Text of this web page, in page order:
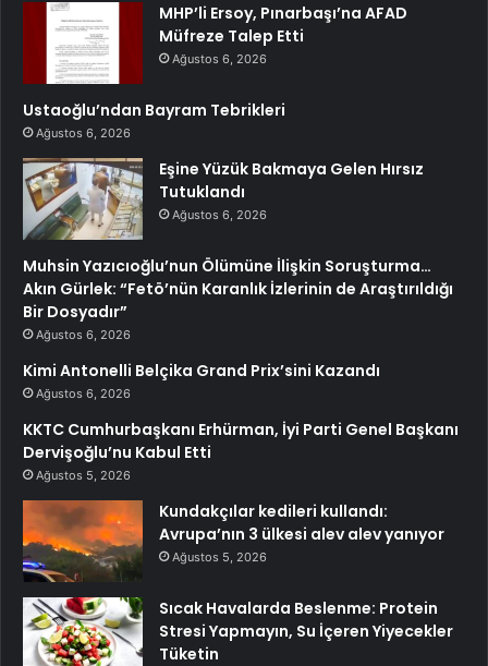
MHP’li Ersoy, Pınarbaşı’na AFAD
Müfreze Talep Etti
Ağustos 6, 2026
Ustaoğlu’ndan Bayram Tebrikleri
Ağustos 6, 2026
Eşine Yüzük Bakmaya Gelen Hırsız
Tutuklandı
Ağustos 6, 2026
Muhsin Yazıcıoğlu’nun Ölümüne İlişkin Soruşturma…
Akın Gürlek: “Fetö’nün Karanlık İzlerinin de Araştırıldığı
Bir Dosyadır”
Ağustos 6, 2026
Kimi Antonelli Belçika Grand Prix’sini Kazandı
Ağustos 6, 2026
KKTC Cumhurbaşkanı Erhürman, İyi Parti Genel Başkanı
Dervişoğlu’nu Kabul Etti
Ağustos 5, 2026
Kundakçılar kedileri kullandı:
Avrupa’nın 3 ülkesi alev alev yanıyor
Ağustos 5, 2026
Sıcak Havalarda Beslenme: Protein
Stresi Yapmayın, Su İçeren Yiyecekler
Tüketin